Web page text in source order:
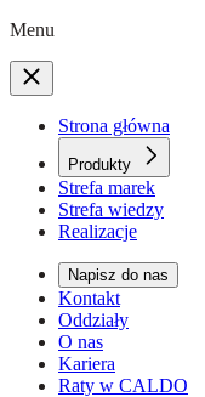
Menu
Strona główna
Produkty
Strefa marek
Strefa wiedzy
Realizacje
Napisz do nas
Kontakt
Oddziały
O nas
Kariera
Raty w CALDO